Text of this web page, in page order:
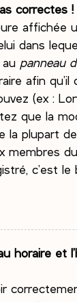
correctes !
affichée
dans
panneau
afin qu’il
(ex :
que la
la plupart
membres
c’est
horaire et